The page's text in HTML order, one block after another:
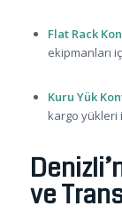
Flat Rack
ekipmanları
Kuru Yük
kargo yükleri
ve